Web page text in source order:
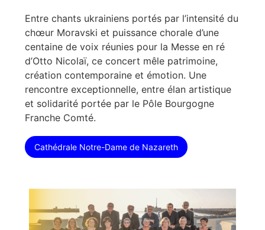
Entre chants ukrainiens portés par l’intensité du
chœur Moravski et puissance chorale d’une
centaine de voix réunies pour la Messe en ré
d’Otto Nicolaï, ce concert mêle patrimoine,
création contemporaine et émotion. Une
rencontre exceptionnelle, entre élan artistique
et solidarité portée par le Pôle Bourgogne
Franche Comté.
Cathédrale Notre-Dame de Nazareth